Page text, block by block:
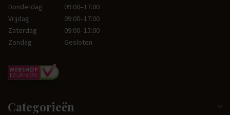
Donderdag
09:00–17:00
Vrijdag
09:00–17:00
Zaterdag
09:00–15:00
Zondag
Gesloten
Categorieën